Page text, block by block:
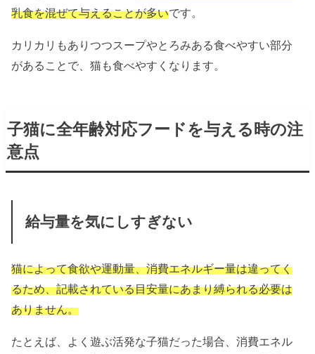
乳食を混ぜて与えることが多いです。
カリカリもありつつスープやとろみある食べやすい部分
があることで、猫も食べやすくなります。
子猫に全年齢対応フードを与える時の注
意点
給与量を気にしすぎない
猫によって食欲や運動量、消費エネルギー量は違ってく
るため、記載されている目安量にあまり縛られる必要は
ありません。
たとえば、よく遊ぶ活発な子猫だった場合、消費エネル